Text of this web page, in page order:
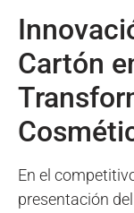
Cartón
En el
presentación